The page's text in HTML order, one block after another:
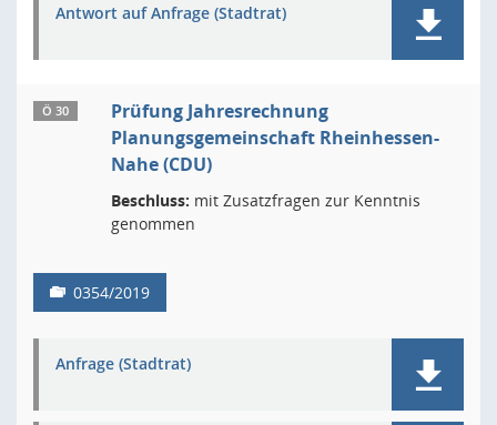
Antwort auf Anfrage (Stadtrat)
Ö 30
Prüfung Jahresrechnung
Planungsgemeinschaft Rheinhessen-
Nahe (CDU)
Beschluss: mit Zusatzfragen zur Kenntnis
genommen
0354/2019
Anfrage (Stadtrat)